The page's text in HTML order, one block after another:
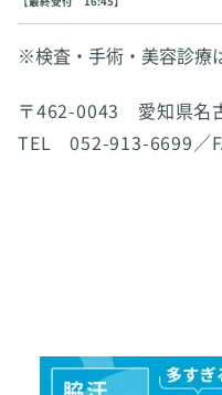
※検査・手術・美容診療
〒462-0043 愛知県名
TEL 052-913-6699／